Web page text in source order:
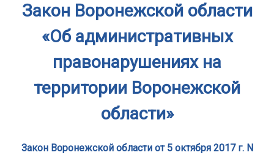
Закон Воронежской области
«Об административных
правонарушениях на
территории Воронежской
области»
Закон Воронежской области от 5 октября 2017 г. N